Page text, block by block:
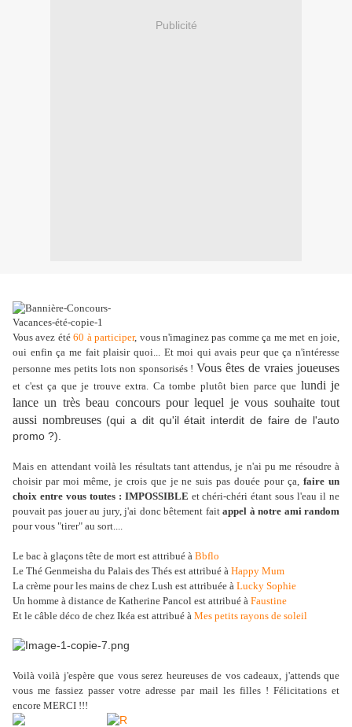
Publicité
Vous avez été60 à participer, vous n'imaginez pas comme ça me met en joie,
oui enfin ça me fait plaisir quoi... Et moi qui avais peur que ça n'intéresse
personne mes petits lots non sponsorisés ! Vous êtes de vraies joueuses
et c'est ça que je trouve extra. Ca tombe plutôt bien parce que lundi je
lance un très beau concours pour lequel je vous souhaite tout
aussi nombreuses(qui a dit qu'il était interdit de faire de l'auto
promo ?).
Mais en attendant voilà les résultats tant attendus, je n'ai pu me résoudre à
choisir par moi même, je crois que je ne suis pas douée pour ça,faire un
choix entre vous toutes : IMPOSSIBLE et chéri-chéri étant sous l'eau il ne
pouvait pas jouer au jury, j'ai donc bêtement faitappel à notre ami random
pour vous "tirer" au sort....
Le bac à glaçons tête de mort est attribué à Bbflo
Le Thé Genmeisha du Palais des Thés est attribué à Happy Mum
La crème pour les mains de chez Lush est attribuée à Lucky Sophie
Un homme à distance de Katherine Pancol est attribué à Faustine
Et le câble déco de chez Ikéa est attribué à Mes petits rayons de soleil
Voilà voilà j'espère que vous serez heureuses de vos cadeaux, j'attends que
vous me fassiez passer votre adresse par mail les filles ! Félicitations et
encore MERCI !!!